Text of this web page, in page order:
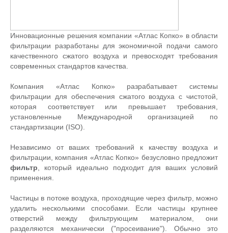
Инновационные решения компании «Атлас Копко» в области
фильтрации разработаны для экономичной подачи самого
качественного сжатого воздуха и превосходят требования
современных стандартов качества.
Компания «Атлас Копко» разрабатывает системы
фильтрации для обеспечения сжатого воздуха с чистотой,
которая соответствует или превышает требования,
установленные Международной организацией по
стандартизации (ISO).
Независимо от ваших требований к качеству воздуха и
фильтрации, компания «Атлас Копко» безусловно предложит
фильтр , который идеально подходит для ваших условий
применения.
Частицы в потоке воздуха, проходящие через фильтр, можно
удалить несколькими способами. Если частицы крупнее
отверстий между фильтрующим материалом, они
разделяются механически ("просеивание"). Обычно это